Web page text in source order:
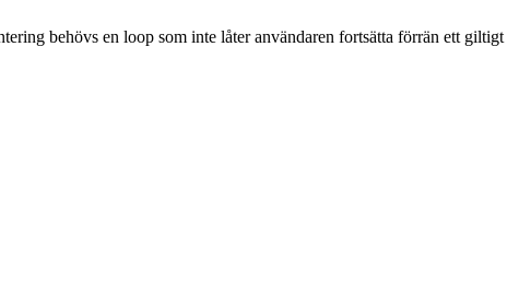
behövs en loop som inte låter användaren fortsätta förrän ett giltigt